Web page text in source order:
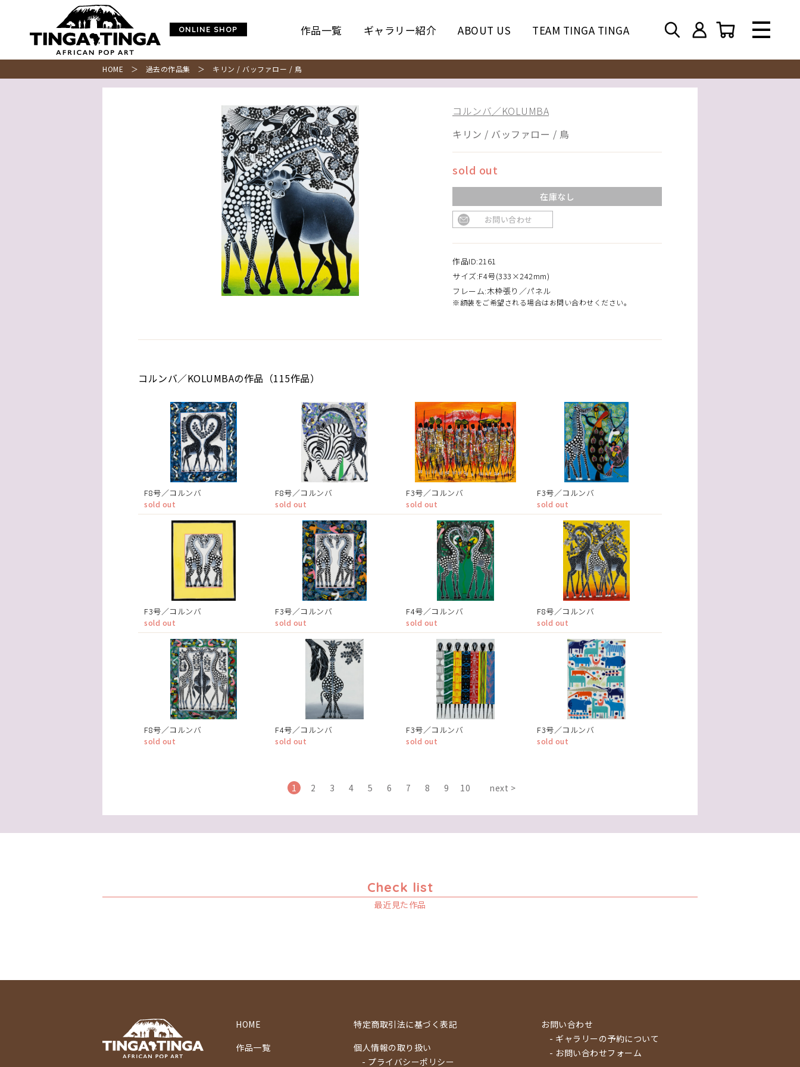
ONLINE SHOP 作品一覧 ギャラリー紹介 ABOUT US TEAM TINGA TINGA
HOME ＞ 過去の作品集 ＞ キリン / バッファロー / 鳥
コルンバ／KOLUMBA
キリン / バッファロー / 鳥
sold out
在庫なし
お問い合わせ
作品ID:2161
サイズ:F4号(333×242mm)
フレーム:木枠張り／パネル
※額装をご希望される場合はお問い合わせください。
コルンバ／KOLUMBAの作品（115作品）
F8号／コルンバ
sold out
F8号／コルンバ
sold out
F3号／コルンバ
sold out
F3号／コルンバ
sold out
F3号／コルンバ
sold out
F3号／コルンバ
sold out
F4号／コルンバ
sold out
F8号／コルンバ
sold out
F8号／コルンバ
sold out
F4号／コルンバ
sold out
F3号／コルンバ
sold out
F3号／コルンバ
sold out
1 2 3 4 5 6 7 8 9 10 next >
Check list
最近見た作品
HOME
作品一覧
特定商取引法に基づく表記
個人情報の取り扱い
- プライバシーポリシー
お問い合わせ
- ギャラリーの予約について
- お問い合わせフォーム